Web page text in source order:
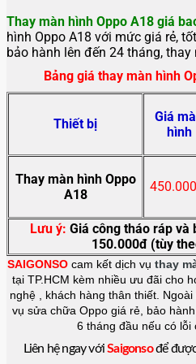
Thay màn hình Oppo A18 giá
hình Oppo A18 với mức giá rẻ,
bảo hành lên đến 24 tháng,
Bảng giá thay màn hình
Thiết bị
Giá
hình
Thay màn hình Oppo
A18
Lưu ý: Giá công tháo ráp
150.000đ (tùy
SAIGONSO cam kết dịch vụ thay
tại TP.HCM kèm nhiều ưu đãi cho
nghệ , khách hàng thân thiết.
vụ sửa chữa Oppo giá rẻ, bảo
6 tháng đầu nếu có lỗi
Liên hệ ngay vớiSaigonsođể